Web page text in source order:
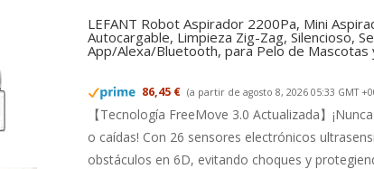
LEFANT Robot Aspirador 2200Pa, Mini
Autocargable, Limpieza Zig-Zag, Silencioso,
App/Alexa/Bluetooth, para Pelo de Mascotas
86,45 € (a partir de agosto 8, 2026 05:33 GMT
【Tecnología FreeMove 3.0 Actualizada】
o caídas! Con 26 sensores electrónicos
obstáculos en 6D, evitando choques y